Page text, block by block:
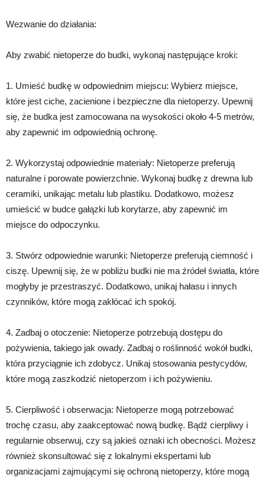
Wezwanie do działania:
Aby zwabić nietoperze do budki, wykonaj następujące kroki:
1. Umieść budkę w odpowiednim miejscu: Wybierz miejsce,
które jest ciche, zacienione i bezpieczne dla nietoperzy. Upewnij
się, że budka jest zamocowana na wysokości około 4-5 metrów,
aby zapewnić im odpowiednią ochronę.
2. Wykorzystaj odpowiednie materiały: Nietoperze preferują
naturalne i porowate powierzchnie. Wykonaj budkę z drewna lub
ceramiki, unikając metalu lub plastiku. Dodatkowo, możesz
umieścić w budce gałązki lub korytarze, aby zapewnić im
miejsce do odpoczynku.
3. Stwórz odpowiednie warunki: Nietoperze preferują ciemność i
ciszę. Upewnij się, że w pobliżu budki nie ma źródeł światła, które
mogłyby je przestraszyć. Dodatkowo, unikaj hałasu i innych
czynników, które mogą zakłócać ich spokój.
4. Zadbaj o otoczenie: Nietoperze potrzebują dostępu do
pożywienia, takiego jak owady. Zadbaj o roślinność wokół budki,
która przyciągnie ich zdobycz. Unikaj stosowania pestycydów,
które mogą zaszkodzić nietoperzom i ich pożywieniu.
5. Cierpliwość i obserwacja: Nietoperze mogą potrzebować
trochę czasu, aby zaakceptować nową budkę. Bądź cierpliwy i
regularnie obserwuj, czy są jakieś oznaki ich obecności. Możesz
również skonsultować się z lokalnymi ekspertami lub
organizacjami zajmującymi się ochroną nietoperzy, które mogą